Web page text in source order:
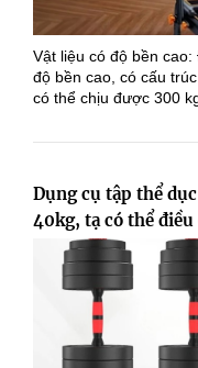
Vật liệu có độ bền
độ bền cao, có cấu
có thể chịu được 300
Dụng cụ tập thể
40kg, tạ có thể